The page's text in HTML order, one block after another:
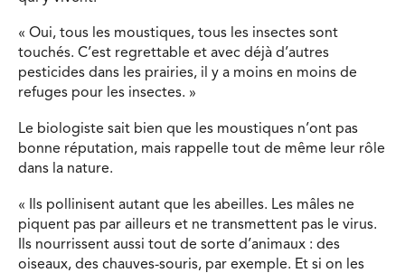
« Oui, tous les moustiques, tous les insectes sont
touchés. C’est regrettable et avec déjà d’autres
pesticides dans les prairies, il y a moins en moins de
refuges pour les insectes. »
Le biologiste sait bien que les moustiques n’ont pas
bonne réputation, mais rappelle tout de même leur rôle
dans la nature.
« Ils pollinisent autant que les abeilles. Les mâles ne
piquent pas par ailleurs et ne transmettent pas le virus.
Ils nourrissent aussi tout de sorte d’animaux : des
oiseaux, des chauves-souris, par exemple. Et si on les